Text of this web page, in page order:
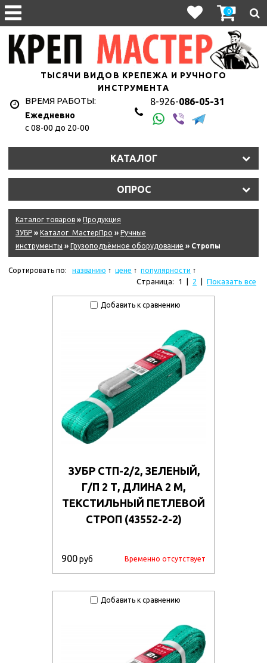
0
ТЫСЯЧИ ВИДОВ КРЕПЕЖА И РУЧНОГО
ИНСТРУМЕНТА
ВРЕМЯ РАБОТЫ:
Ежедневно
с 08-00 до 20-00
8-926-086-05-31
КАТАЛОГ
ОПРОС
Каталог товаров » Продукция
ЗУБР » Каталог_МастерПро » Ручные
инструменты » Грузоподъёмное оборудование » Стропы
Сортировать по: названию цене популярности
Страница: 1 2 Показать все
Добавить к сравнению
ЗУБР СТП-2/2, ЗЕЛЕНЫЙ,
Г/П 2 Т, ДЛИНА 2 М,
ТЕКСТИЛЬНЫЙ ПЕТЛЕВОЙ
СТРОП (43552-2-2)
900руб Временно отсутствует
Добавить к сравнению